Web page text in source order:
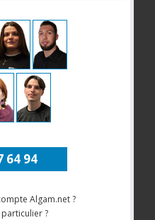
64 94
Algam.net ?
?